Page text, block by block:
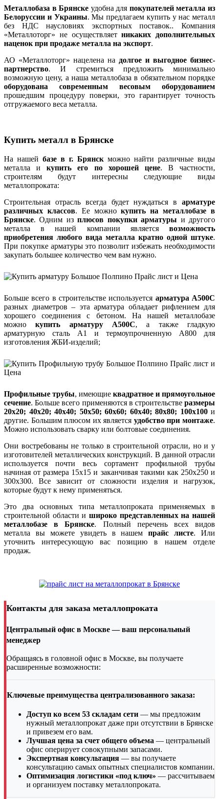
Металлобаза в Брянске удобна для покупателей металла из
Белоруссии и Украины. Мы предлагаем купить у нас металл
без НДС наусловиях экспортных поставок.. Компания
«Металлоторг» не осуществляетникаких дополнительных
наценок при продаже металла на экспорт.
АО «Металлоторг» нацелена на долгое и выгодное бизнес-
партнерство. И стремиться предложить минимально
возможную цену, а наша металлобаза в обязательном порядке
оборудована современным весовым оборудованием
прошедшим процедуру поверки, это гарантирует точность
отгружаемого веса металла.
Купить металл в Брянске
На нашей базе в г. Брянск можно найти различные виды
металла икупить его по хорошей цене. В частности,
строителям будут интересны следующие виды
металлопроката:
Строительная отрасль всегда будет нуждаться в арматуре
различных классов. Ее можнокупить на металлобазе в
Брянске. Одним изплюсов покупки арматуры и другого
металла в нашей компании является возможность
приобретения любого вида металла кратно одной штуке.
При покупке арматуры это позволит избежать необходимости
закупать большее количество чем вам нужно.
Больше всего в строительстве используется арматура А500С
разных диаметров – эта арматура обладает рифлением для
хорошего соединения с бетоном. На нашей металлобазе
можнокупить арматуру А500С, а также гладкую
арматурную сталь А1 и термоупрочненную А800 для
изготовления ЖБИ-изделий;
Профильные трубы, имеющие квадратное и прямоугольное
сечение. Больше всего применяются в строительстве размеры
20х20; 40х20; 40х40; 50х50; 60х60; 60х40; 80х80; 100х100и
другие. Большим плюсом их является удобство при монтаже.
Можно использовать сварку или болтовые соединения.
Они востребованы не только в строительной отрасли, но и у
изготовителей металлических конструкций. В данной отрасли
используется почти весь сортамент профильной трубы
начиная от размера 15х15 и заканчивая такими как 250х250 и
300х300. Все зависит от сложности изделия и нагрузок,
которые будут к нему применяться.
Это два основных типа металлопроката применяемых в
строительной области и широко представленных на нашей
металлобазе в Брянске. Полный перечень всех видов
металла вы можете увидеть в нашемпрайс листе. Или
уточнить интересующую вас позицию в нашем отделе
продаж.
Контакты для заказа металлопроката
Центральный офис в Москве — ваш персональный
менеджер
Обращаясь в головной офис в Москве, вы получаете
расширенные возможности:
Ключевые преимущества централизованного заказа:
Доступ ко всем 53 складам сети — мы предложим
нужный металлопрокат даже при отсутствии в Брянске
и привезем его вам.
Лучшая цена за счет общего объема — центральный
офис оперирует совокупными запасами.
Экспертная консультация — вы получаете
консультацию самых опытных специалистов компании.
Оптимизация логистики «под ключ» — рассчитываем
и организуем поставку металлопроката.